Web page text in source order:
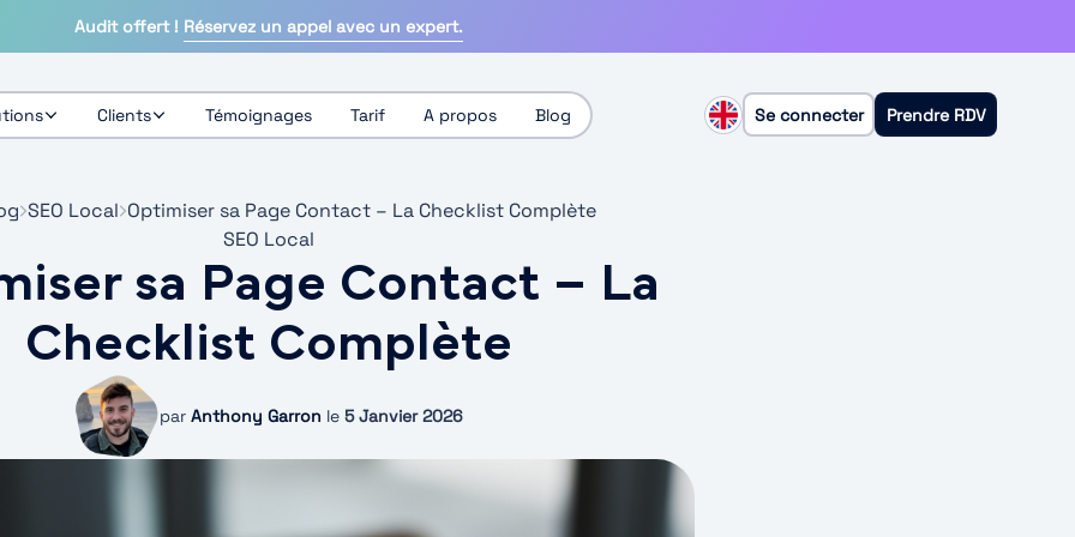
Audit offert ! Réservez un appel avec un expert.
ToggleClients ToggleTémoignages Tarif A propos Blog Se connecter Prendre RDV
SEO Local Optimiser sa Page Contact – La Checklist Complète
SEO Local
sa Page Contact – La
Checklist Complète
par Anthony Garron le 5 Janvier 2026